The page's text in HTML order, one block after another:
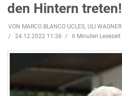
den Hintern
VON MARCO BLANCO UCLES; ULI
24.12.2022 11:36
6 Minuten Lesezeit